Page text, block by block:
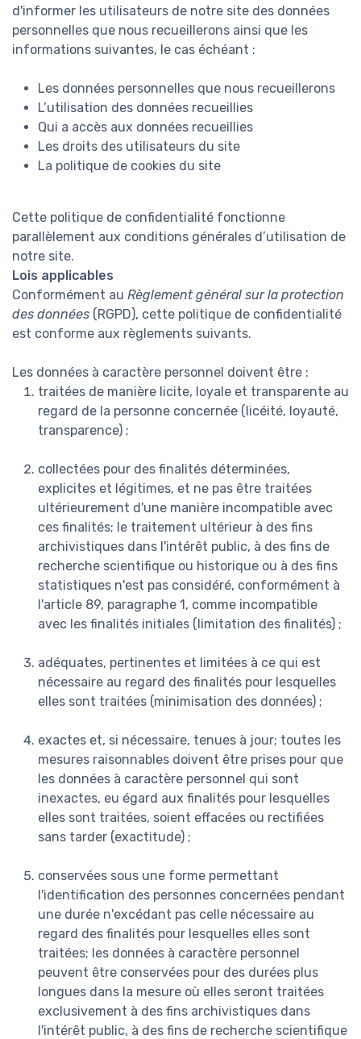
d'informer les utilisateurs de notre site des données
personnelles que nous recueillerons ainsi que les
informations suivantes, le cas échéant :
Les données personnelles que nous recueillerons
L’utilisation des données recueillies
Qui a accès aux données recueillies
Les droits des utilisateurs du site
La politique de cookies du site
Cette politique de confidentialité fonctionne
parallèlement aux conditions générales d’utilisation de
notre site.
Lois applicables
Conformément au Règlement général sur la protection
des données (RGPD), cette politique de confidentialité
est conforme aux règlements suivants.
Les données à caractère personnel doivent être :
traitées de manière licite, loyale et transparente au
regard de la personne concernée (licéité, loyauté,
transparence) ;
collectées pour des finalités déterminées,
explicites et légitimes, et ne pas être traitées
ultérieurement d'une manière incompatible avec
ces finalités; le traitement ultérieur à des fins
archivistiques dans l'intérêt public, à des fins de
recherche scientifique ou historique ou à des fins
statistiques n'est pas considéré, conformément à
l'article 89, paragraphe 1, comme incompatible
avec les finalités initiales (limitation des finalités) ;
adéquates, pertinentes et limitées à ce qui est
nécessaire au regard des finalités pour lesquelles
elles sont traitées (minimisation des données) ;
exactes et, si nécessaire, tenues à jour; toutes les
mesures raisonnables doivent être prises pour que
les données à caractère personnel qui sont
inexactes, eu égard aux finalités pour lesquelles
elles sont traitées, soient effacées ou rectifiées
sans tarder (exactitude) ;
conservées sous une forme permettant
l'identification des personnes concernées pendant
une durée n'excédant pas celle nécessaire au
regard des finalités pour lesquelles elles sont
traitées; les données à caractère personnel
peuvent être conservées pour des durées plus
longues dans la mesure où elles seront traitées
exclusivement à des fins archivistiques dans
l'intérêt public, à des fins de recherche scientifique